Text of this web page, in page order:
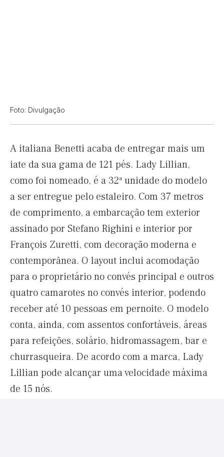
Foto: Divulgação
A italiana Benetti acaba de entregar mais um
iate da sua gama de 121 pés. Lady Lillian,
como foi nomeado, é a 32ª unidade do modelo
a ser entregue pelo estaleiro. Com 37 metros
de comprimento, a embarcação tem exterior
assinado por Stefano Righini e interior por
François Zuretti, com decoração moderna e
contemporânea. O layout inclui acomodação
para o proprietário no convés principal e outros
quatro camarotes no convés interior, podendo
receber até 10 pessoas em pernoite. O modelo
conta, ainda, com assentos confortáveis, áreas
para refeições, solário, hidromassagem, bar e
churrasqueira. De acordo com a marca, Lady
Lillian pode alcançar uma velocidade máxima
de 15 nós.